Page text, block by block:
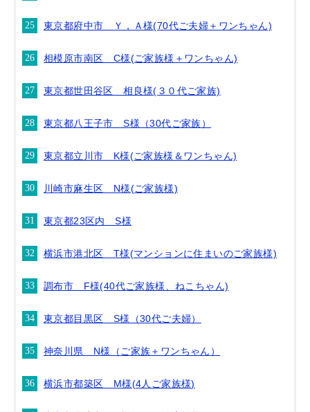
東京都府中市 Ｙ，Ａ様(70代ご夫婦＋ワンちゃん)
相模原市南区 C様(ご家族様＋ワンちゃん)
東京都世田谷区 相良様(３０代ご家族)
東京都八王子市 S様（30代ご家族）
東京都立川市 K様(ご家族様＆ワンちゃん)
川崎市麻生区 N様(ご家族様)
東京都23区内 S様
横浜市港北区 T様(マンションに住まいのご家族様)
調布市 F様(40代ご家族様、ねこちゃん)
東京都目黒区 S様（30代ご夫婦）
神奈川県 N様（ご家族＋ワンちゃん）
横浜市都築区 M様(4人ご家族様)